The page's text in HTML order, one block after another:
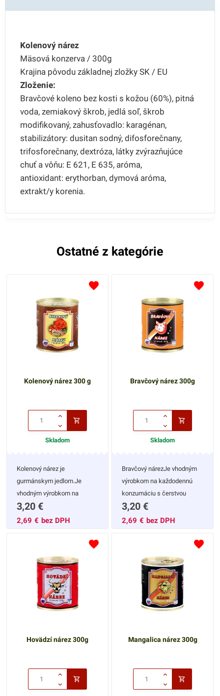
Kolenový nárez
Mäsová konzerva / 300g
Krajina pôvodu základnej zložky SK / EU
Zloženie:
Bravčové koleno bez kosti s kožou (60%), pitná
voda, zemiakový škrob, jedlá soľ, škrob
modifikovaný, zahusťovadlo: karagénan,
stabilizátory: dusitan sodný, difosforečnany,
trifosforečnany, dextróza, látky zvýrazňujúce
chuť a vôňu: E 621, E 635, aróma,
antioxidant: erythorban, dymová aróma,
extrakt/y korenia.
Ostatné z kategórie
Kolenový nárez 300 g
Skladom
Kolenový nárez je
gurmánskym jedlom.Je
vhodným výrobkom na
každodennú konzumáciu s
čerstvou zeleninou.
3,20 €
2,69 € bez DPH
Bravčový nárez 300g
Skladom
Bravčový nárezJe vhodným
výrobkom na každodennú
konzumáciu s čerstvou
zeleninou.
3,20 €
2,69 € bez DPH
Hovädzí nárez 300g Mangalica nárez 300g